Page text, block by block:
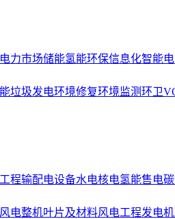
电力市场储能氢能环保信息化智能电
垃圾发电环境修复环境监测环卫
程输配电设备水电核电氢能售电
风电整机叶片及材料风电工程发电